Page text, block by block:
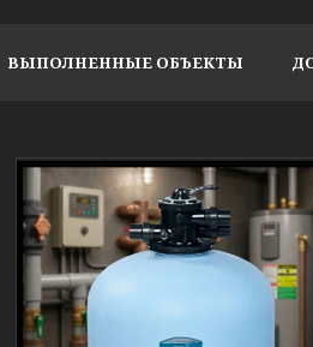
ВЫПОЛНЕННЫЕ ОБЪЕКТЫ